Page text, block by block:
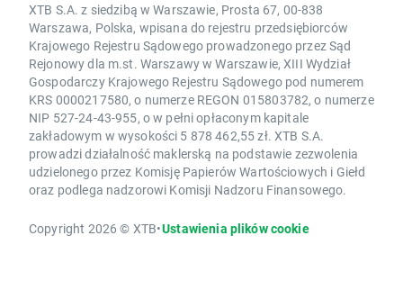
XTB S.A. z siedzibą w Warszawie, Prosta 67, 00-838
Warszawa, Polska, wpisana do rejestru przedsiębiorców
Krajowego Rejestru Sądowego prowadzonego przez Sąd
Rejonowy dla m.st. Warszawy w Warszawie, XIII Wydział
Gospodarczy Krajowego Rejestru Sądowego pod numerem
KRS 0000217580, o numerze REGON 015803782, o numerze
NIP 527-24-43-955, o w pełni opłaconym kapitale
zakładowym w wysokości 5 878 462,55 zł. XTB S.A.
prowadzi działalność maklerską na podstawie zezwolenia
udzielonego przez Komisję Papierów Wartościowych i Giełd
oraz podlega nadzorowi Komisji Nadzoru Finansowego.
Copyright 2026 © XTB•Ustawienia plików cookie